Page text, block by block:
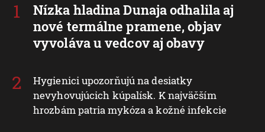
Nízka hladina Dunaja odhalila aj
nové termálne pramene, objav
vyvoláva u vedcov aj obavy
Hygienici upozorňujú na desiatky
nevyhovujúcich kúpalísk. K najväčším
hrozbám patria mykóza a kožné infekcie